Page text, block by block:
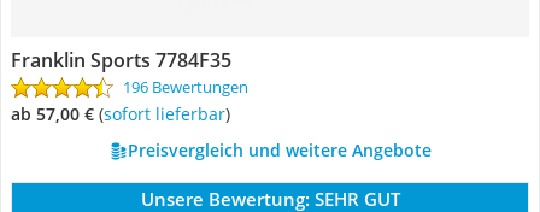
Franklin Sports 7784F35
196 Bewertungen
ab 57,00 € ( Sofort lieferbar)
Preisvergleich und weitere Angebote
Unsere Bewertung: SEHR GUT